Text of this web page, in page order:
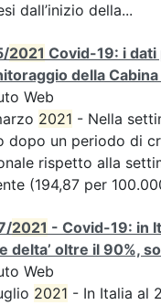
dall’inizio della...
2021 Covid-19: i
della Cabina
Web
2021 - Nella
dopo un periodo di
rispetto alla
(194,87 per
2021 - Covid-19: in
delta’ oltre il 90%,
Web
2021 - In Italia al